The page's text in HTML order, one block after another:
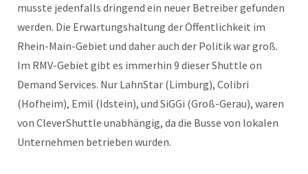
musste jedenfalls dringend ein neuer Betreiber gefunden
werden. Die Erwartungshaltung der Öffentlichkeit im
Rhein-Main-Gebiet und daher auch der Politik war groß.
Im RMV-Gebiet gibt es immerhin 9 dieser Shuttle on
Demand Services. Nur LahnStar (Limburg), Colibri
(Hofheim), Emil (Idstein), und SiGGi (Groß-Gerau), waren
von CleverShuttle unabhängig, da die Busse von lokalen
Unternehmen betrieben wurden.